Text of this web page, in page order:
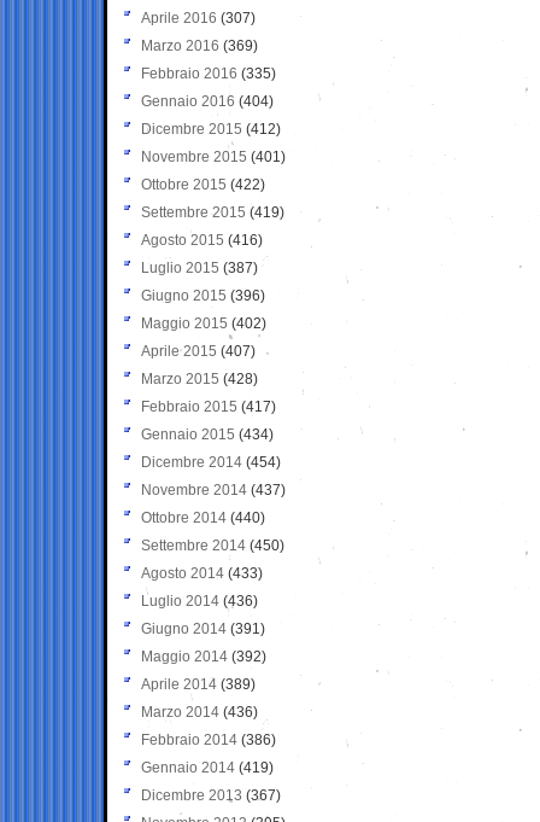
Aprile 2016 (307)
Marzo 2016 (369)
Febbraio 2016 (335)
Gennaio 2016 (404)
Dicembre 2015 (412)
Novembre 2015 (401)
Ottobre 2015 (422)
Settembre 2015 (419)
Agosto 2015 (416)
Luglio 2015 (387)
Giugno 2015 (396)
Maggio 2015 (402)
Aprile 2015 (407)
Marzo 2015 (428)
Febbraio 2015 (417)
Gennaio 2015 (434)
Dicembre 2014 (454)
Novembre 2014 (437)
Ottobre 2014 (440)
Settembre 2014 (450)
Agosto 2014 (433)
Luglio 2014 (436)
Giugno 2014 (391)
Maggio 2014 (392)
Aprile 2014 (389)
Marzo 2014 (436)
Febbraio 2014 (386)
Gennaio 2014 (419)
Dicembre 2013 (367)